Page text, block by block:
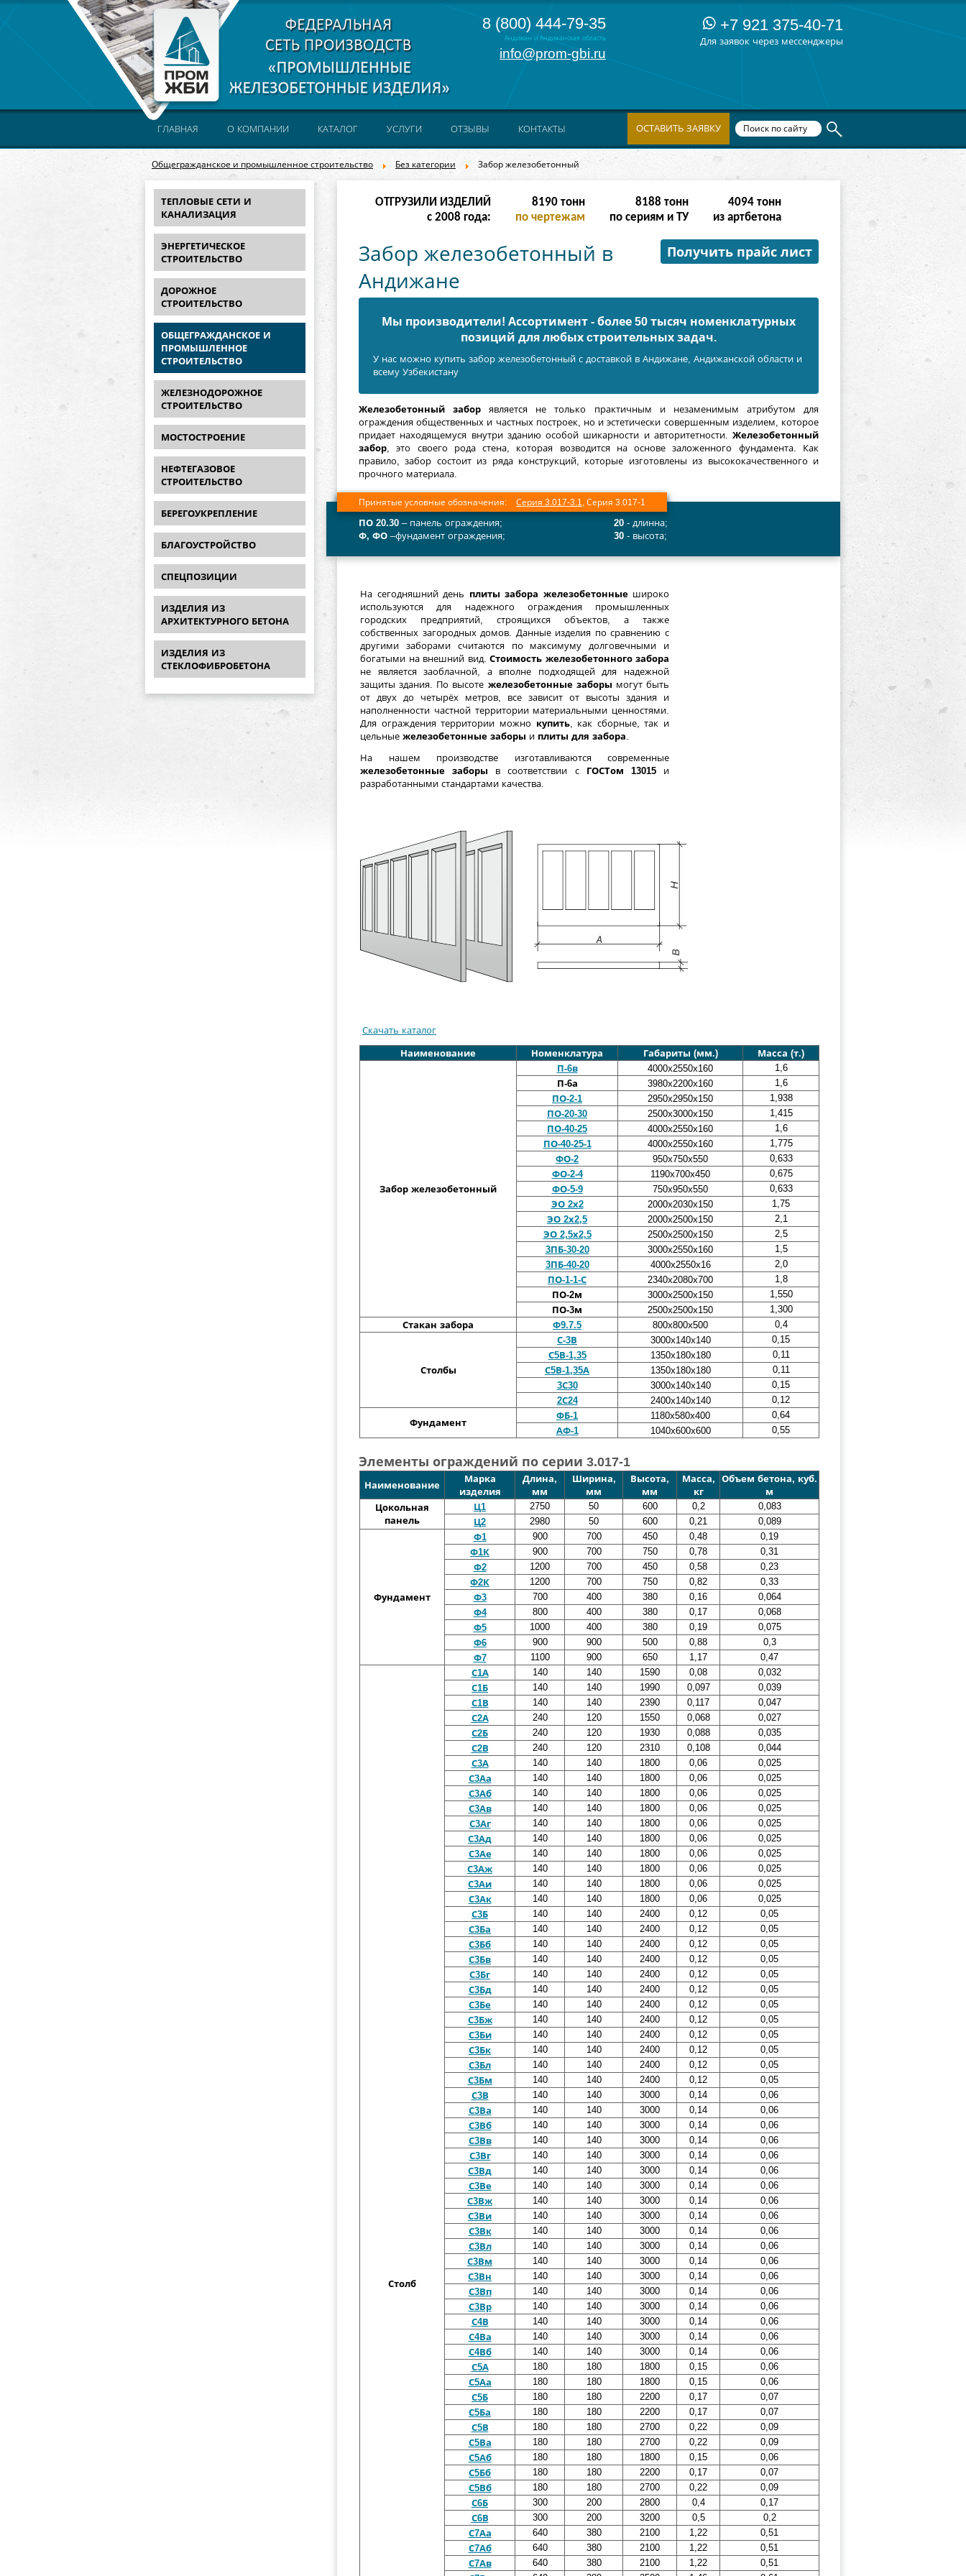
8 (800) 444-79-35
Андижан и Андижанская область
info@prom-gbi.ru
+7 921 375-40-71
Для заявок через мессенджеры
Общегражданское и промышленное строительство Без категории Забор железобетонный
ГЛАВНАЯ О КОМПАНИИ КАТАЛОГ УСЛУГИ ОТЗЫВЫ КОНТАКТЫ ОСТАВИТЬ ЗАЯВКУ
ТЕПЛОВЫЕ СЕТИ И
КАНАЛИЗАЦИЯ
ЭНЕРГЕТИЧЕСКОЕ
СТРОИТЕЛЬСТВО
ДОРОЖНОЕ
СТРОИТЕЛЬСТВО
ОБЩЕГРАЖДАНСКОЕ И
ПРОМЫШЛЕННОЕ
СТРОИТЕЛЬСТВО
ЖЕЛЕЗНОДОРОЖНОЕ
СТРОИТЕЛЬСТВО
МОСТОСТРОЕНИЕ
НЕФТЕГАЗОВОЕ
СТРОИТЕЛЬСТВО
БЕРЕГОУКРЕПЛЕНИЕ
БЛАГОУСТРОЙСТВО
СПЕЦПОЗИЦИИ
ИЗДЕЛИЯ ИЗ
АРХИТЕКТУРНОГО БЕТОНА
ИЗДЕЛИЯ ИЗ
СТЕКЛОФИБРОБЕТОНА
ОТГРУЗИЛИ ИЗДЕЛИЙ
с 2008 года:
16382тонн
по чертежам
32764 тонн
по сериям и ТУ
16382тонн
из артбетона
Получить прайс лист
Забор железобетонный в
Андижане
Мы производители! Ассортимент - более 50 тысяч номенклатурных
позиций для любых cтроительных задач.
У нас можно купить забор железобетонный с доставкой в Андижанe, Андижанской области и
всему Узбекистану
Железобетонный забор является не только практичным и незаменимым атрибутом для
ограждения общественных и частных построек, но и эстетически совершенным изделием, которое
придает находящемуся внутри зданию особой шикарности и авторитетности. Железобетонный
забор, это своего рода стена, которая возводится на основе заложенного фундамента. Как
правило, забор состоит из ряда конструкций, которые изготовлены из высококачественного и
прочного материала.
Принятые условные обозначения: Серия 3.017-3.1, Серия 3.017-1
ПО 20.30 – панель ограждения;
Ф, ФО –фундамент ограждения;
20- длинна;
30- высота;
На сегодняшний день плиты забора железобетонныешироко
используются для надежного ограждения промышленных
городских предприятий, строящихся объектов, а также
собственных загородных домов. Данные изделия по сравнению с
другими заборами считаются по максимуму долговечными и
богатыми на внешний вид. Стоимость железобетонного забора
не является заоблачной, а вполне подходящей для надежной
защиты здания. По высоте железобетонные заборы могут быть
от двух до четырёх метров, все зависит от высоты здания и
наполненности частной территории материальными ценностями.
Для ограждения территории можно купить, как сборные, так и
цельные железобетонные заборы и плиты для забора.
На нашем производстве изготавливаются
современные
железобетонные заборы в соответствии с ГОСТом 13015и
разработанными стандартами качества.
Скачать каталог
Наименование Номенклатура Габариты (мм.) Масса (т.)
Забор железобетонный
П-6в 4000х2550х160
1,6
П-6а
3980х2200х160
1,6
ПО-2-1
2950х2950х150
1,938
ПО-20-30
2500х3000х150
1,415
ПО-40-25
4000х2550х160
1,6
ПО-40-25-1
4000х2550х160
1,775
ФО-2
950х750х550
0,633
ФО-2-4
1190х700х450
0,675
ФО-5-9
750х950х550
0,633
ЭО 2х2
2000х2030х150
1,75
ЭО 2х2,5
2000х2500х150
2,1
ЭО 2,5х2,5
2500х2500х150
2,5
3ПБ-30-20
3000х2550х160
1,5
3ПБ-40-20
4000х2550х16
2,0
ПО-1-1-С
2340х2080х700
1,8
ПО-2м
3000х2500х150
1,550
ПО-3м
2500х2500х150
1,300
Стакан забора
Ф9.7.5 800х800х500 0,4
Столбы
С-3В 3000х140х140
0,15
С5В-1,35
1350х180х180
0,11
С5В-1,35А
1350х180х180
0,11
3С30
3000х140х140
0,15
2С24
2400х140х140 0,12
Фундамент
ФБ-1 1180х580х400
0,64
АФ-1
1040х600х600 0,55
Элементы ограждений по серии 3.017-1
Наименование
Марка
изделия
Длина,
мм
Ширина,
мм
Высота,
мм
Масса,
кг
Объем бетона, куб.
м
Цокольная
панель
Ц1 2750 50 600 0,2
0,083
Ц2
2980 50 600 0,21 0,089
Фундамент
Ф1 900 700 450 0,48
0,19
Ф1К
900 700 750 0,78
0,31
Ф2
1200 700 450 0,58
0,23
Ф2К
1200 700 750 0,82
0,33
Ф3
700 400 380 0,16
0,064
Ф4
800 400 380 0,17
0,068
Ф5
1000 400 380 0,19
0,075
Ф6
900 900 500 0,88
0,3
Ф7
1100 900 650 1,17 0,47
Столб
С1А 140 140 1590 0,08
0,032
С1Б
140 140 1990 0,097
0,039
С1В
140 140 2390 0,117
0,047
С2А
240 120 1550 0,068
0,027
С2Б
240 120 1930 0,088
0,035
С2В
240 120 2310 0,108
0,044
С3А
140 140 1800 0,06
0,025
С3Аа
140 140 1800 0,06
0,025
С3Аб
140 140 1800 0,06
0,025
С3Ав
140 140 1800 0,06
0,025
С3Аг
140 140 1800 0,06
0,025
С3Ад
140 140 1800 0,06
0,025
С3Ае
140 140 1800 0,06
0,025
С3Аж
140 140 1800 0,06
0,025
С3Аи
140 140 1800 0,06
0,025
С3Ак
140 140 1800 0,06
0,025
С3Б
140 140 2400 0,12
0,05
С3Ба
140 140 2400 0,12
0,05
С3Бб
140 140 2400 0,12
0,05
С3Бв
140 140 2400 0,12
0,05
С3Бг
140 140 2400 0,12
0,05
С3Бд
140 140 2400 0,12
0,05
С3Бе
140 140 2400 0,12
0,05
С3Бж
140 140 2400 0,12
0,05
С3Би
140 140 2400 0,12
0,05
С3Бк
140 140 2400 0,12
0,05
С3Бл
140 140 2400 0,12
0,05
С3Бм
140 140 2400 0,12
0,05
С3В
140 140 3000 0,14
0,06
С3Ва
140 140 3000 0,14
0,06
С3Вб
140 140 3000 0,14
0,06
С3Вв
140 140 3000 0,14
0,06
С3Вг
140 140 3000 0,14
0,06
С3Вд
140 140 3000 0,14
0,06
С3Ве
140 140 3000 0,14
0,06
С3Вж
140 140 3000 0,14
0,06
С3Ви
140 140 3000 0,14
0,06
С3Вк
140 140 3000 0,14
0,06
С3Вл
140 140 3000 0,14
0,06
С3Вм
140 140 3000 0,14
0,06
С3Вн
140 140 3000 0,14
0,06
С3Вп
140 140 3000 0,14
0,06
С3Вр
140 140 3000 0,14
0,06
С4В
140 140 3000 0,14
0,06
С4Ва
140 140 3000 0,14
0,06
С4Вб
140 140 3000 0,14
0,06
С5А
180 180 1800 0,15
0,06
С5Аа
180 180 1800 0,15
0,06
С5Б
180 180 2200 0,17
0,07
С5Ба
180 180 2200 0,17
0,07
С5В
180 180 2700 0,22
0,09
С5Ва
180 180 2700 0,22
0,09
С5Аб
180 180 1800 0,15
0,06
С5Бб
180 180 2200 0,17
0,07
С5Вб
180 180 2700 0,22
0,09
С6Б
300 200 2800 0,4
0,17
С6В
300 200 3200 0,5
0,2
С7Аа
640 380 2100 1,22
0,51
С7Аб
640 380 2100 1,22
0,51
С7Ав
640 380 2100 1,22
0,51